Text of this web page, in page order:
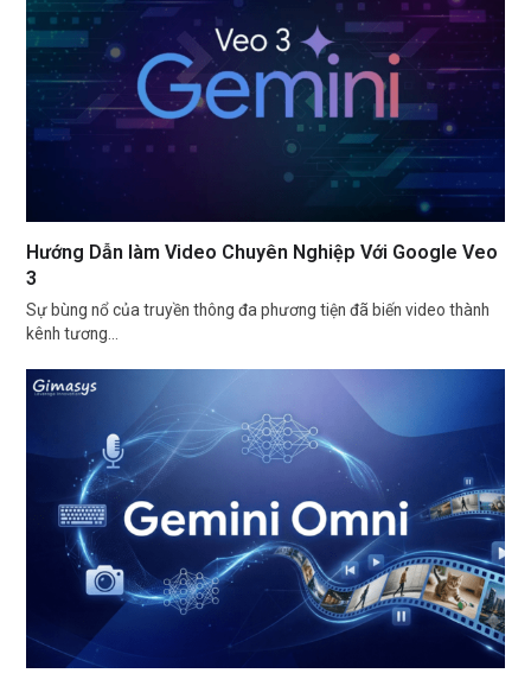
Hướng Dẫn làm Video Chuyên Nghiệp Với Google Veo
3
Sự bùng nổ của truyền thông đa phương tiện đã biến video thành
kênh tương…